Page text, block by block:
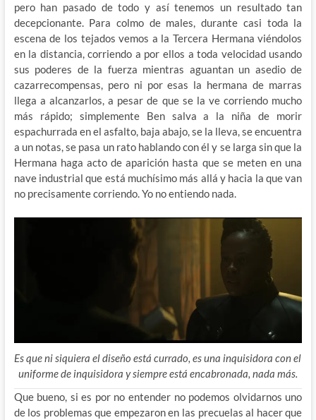
pero han pasado de todo y así tenemos un resultado tan
decepcionante. Para colmo de males, durante casi toda la
escena de los tejados vemos a la Tercera Hermana viéndolos
en la distancia, corriendo a por ellos a toda velocidad usando
sus poderes de la fuerza mientras aguantan un asedio de
cazarrecompensas, pero ni por esas la hermana de marras
llega a alcanzarlos, a pesar de que se la ve corriendo mucho
más rápido; simplemente Ben salva a la niña de morir
espachurrada en el asfalto, baja abajo, se la lleva, se encuentra
a un notas, se pasa un rato hablando con él y se larga sin que la
Hermana haga acto de aparición hasta que se meten en una
nave industrial que está muchísimo más allá y hacia la que van
no precisamente corriendo. Yo no entiendo nada.
Es que ni siquiera el diseño está currado, es una inquisidora con el
uniforme de inquisidora y siempre está encabronada, nada más.
Que bueno, si es por no entender no podemos olvidarnos uno
de los problemas que empezaron en las precuelas al hacer que